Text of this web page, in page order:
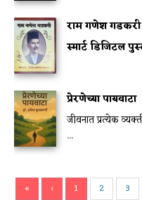
राम गणेश गडकरी
स्मार्ट डिजिटल
प्रेरणेच्या पायवाटा
जीवनात प्रत्येक
...
« ‹ 1 2 3